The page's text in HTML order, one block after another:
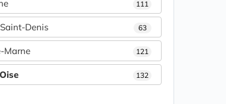
111
Denis 63
Marne 121
132